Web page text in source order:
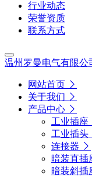
行业动态
荣誉资质
联系方式
温州罗曼电气有限公
网站首页
关于我们
产品中心
工业插座
工业插头
连接器
暗装直插
暗装斜插